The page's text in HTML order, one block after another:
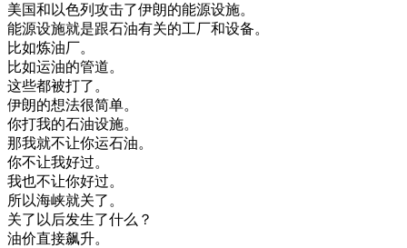
美国和以色列 攻击了伊朗的能源设施。
能源设施就是跟石油有关的工厂和设备。
比如炼油厂。
比如运油的管道。
这些都被打了。
伊朗的想法很简单。
你打我的石油设施。
那我就不让你运石油。
你不让我好过。
我也不让你好过。
所以海峡就关了。
关了以后发生了什么 ？
油价直接飙升。